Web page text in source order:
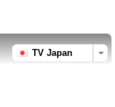
TV Japan